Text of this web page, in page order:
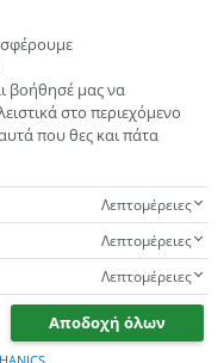
125
144731027000
NETMECHANICS
βοήθησέ μας να
στο περιεχόμενο
που θες και πάτα
Λεπτομέρειες
Λεπτομέρειες
Λεπτομέρειες
Αποδοχή όλων